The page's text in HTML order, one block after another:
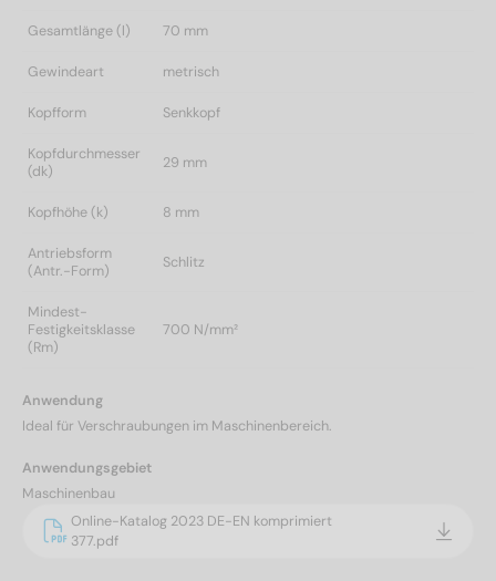
Gesamtlänge (l) 70 mm
Gewindeart metrisch
Kopfform Senkkopf
Kopfdurchmesser
(dk)
29 mm
Kopfhöhe (k) 8 mm
Antriebsform
(Antr.-Form)
Schlitz
Mindest-
Festigkeitsklasse
(Rm)
700 N/mm²
Anwendung
Ideal für Verschraubungen im Maschinenbereich.
Anwendungsgebiet
Maschinenbau
Online-Katalog 2023 DE-EN komprimiert
377.pdf